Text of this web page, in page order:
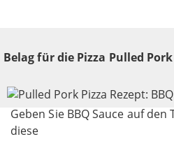
Belag für die Pizza Pulled Pork
Geben Sie BBQ Sauce auf
diese